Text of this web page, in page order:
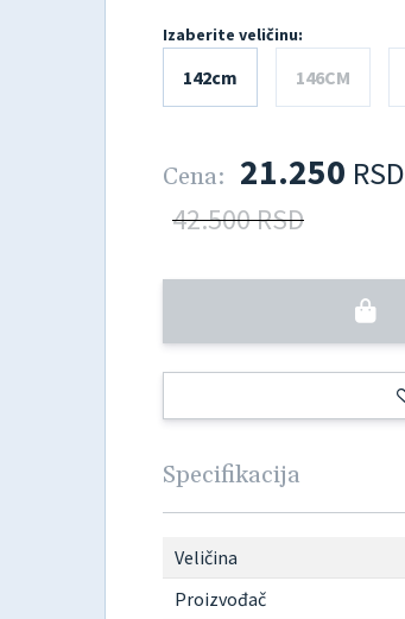
Izaberite veličinu:
142cm 146CM
Cena: 21.250 RSD
42.500 RSD
Specifikacija
Veličina
Proizvođač